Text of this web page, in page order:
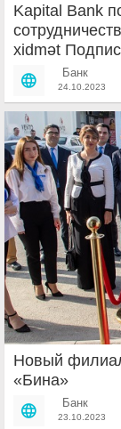
Kapital Bank
xidmət
между
Bank и
гражданам и
Банк
24.10.2023
Новый
«Бина»
Банк
23.10.2023